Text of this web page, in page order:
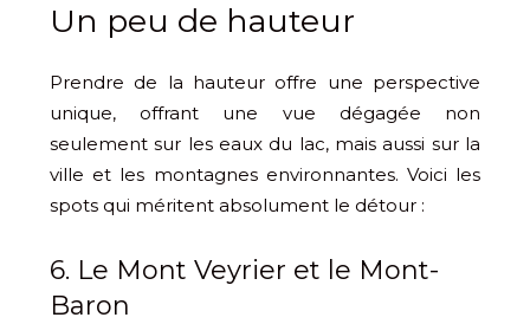
Un peu de hauteur
Prendre de la hauteur offre une perspective
unique, offrant une vue dégagée non
seulement sur les eaux du lac, mais aussi sur la
ville et les montagnes environnantes. Voici les
spots qui méritent absolument le détour :
6. Le Mont Veyrier et le Mont-
Baron